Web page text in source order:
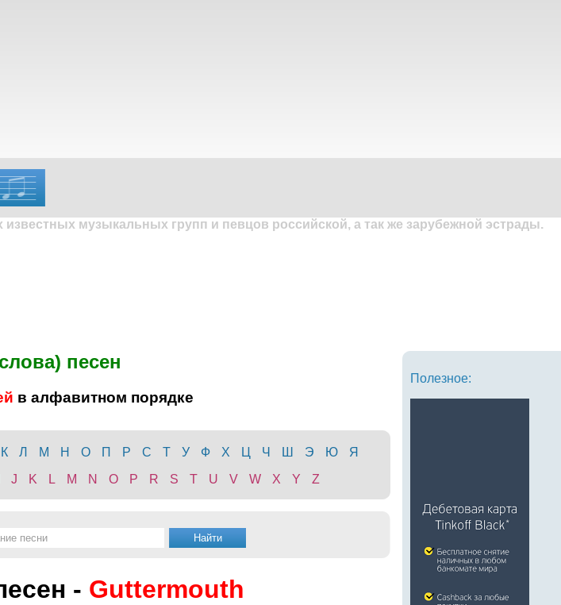
музыкальных групп и певцов российской, а так же зарубежной эстрады.
песен
в алфавитном порядке
К Л М Н О П Р С Т У Ф Х Ц Ч Ш Э Ю
Я
J K L M N O P R S T U V W X Y Z
- Guttermouth
Полезное: